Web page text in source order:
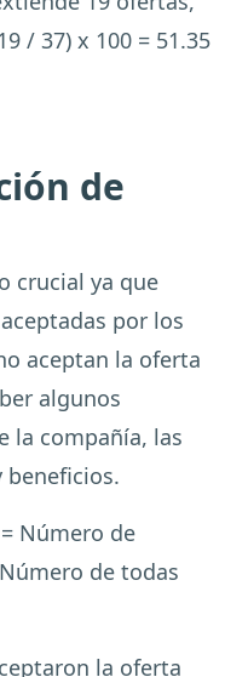
/ 37) x 100 = 51.35
de
crucial ya que
por los
aceptan la oferta
algunos
la compañía, las
beneficios.
Número de
de todas
la oferta